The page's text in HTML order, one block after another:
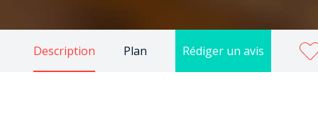
Description Plan Rédiger un avis